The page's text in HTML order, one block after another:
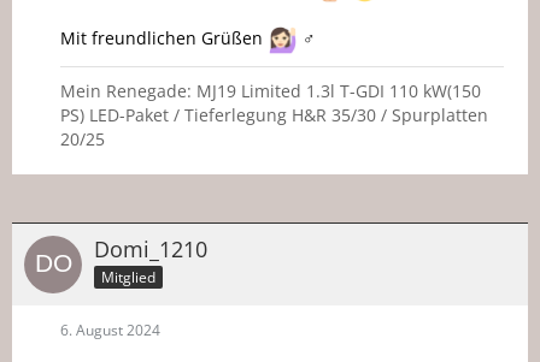
Mit freundlichen Grüßen ‍♂️
Mein Renegade: MJ19 Limited 1.3l T-GDI 110 kW(150
PS) LED-Paket / Tieferlegung H&R 35/30 / Spurplatten
20/25
Domi_1210
Mitglied
6. August 2024